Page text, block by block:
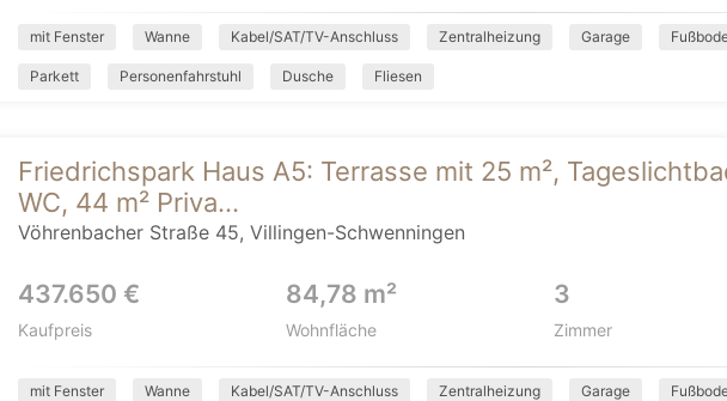
mit Fenster Wanne Kabel/SAT/TV-Anschluss Zentralheizung Garage
Parkett Personenfahrstuhl Dusche Fliesen
Friedrichspark Haus A5: Terrasse mit 25 m²,
WC, 44 m² Priva...
Vöhrenbacher Straße 45, Villingen-Schwenningen
437.650 €
Kaufpreis
84,78 m²
Wohnfläche
3
Zimmer
mit Fenster Wanne Kabel/SAT/TV-Anschluss Zentralheizung Garage